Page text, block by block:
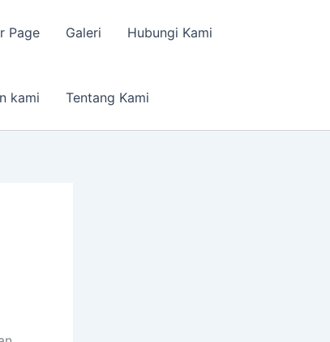
Page Galeri Hubungi Kami
kami Tentang Kami